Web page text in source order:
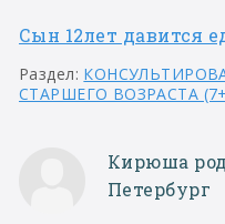
Сын 12лет давится
Раздел:
СТАРШЕГО ВОЗРАСТА
Кирюша
Петербург